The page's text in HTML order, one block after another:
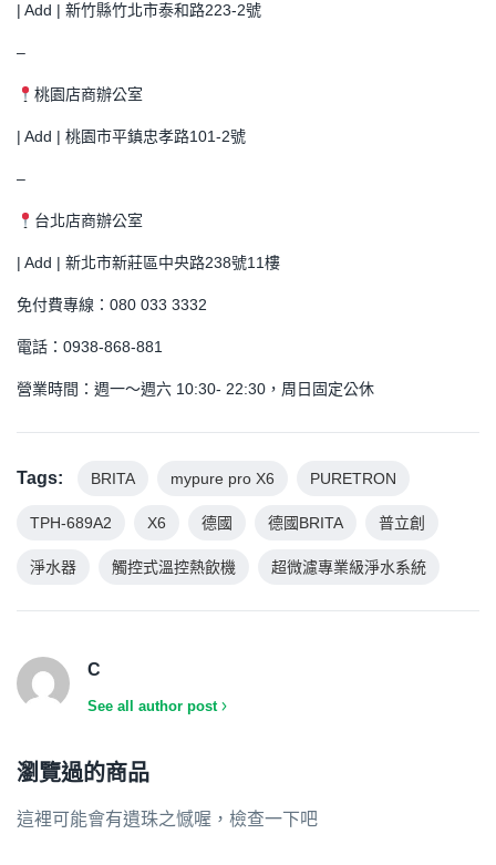
| Add | 新竹縣竹北市泰和路223-2號
–
桃園店商辦公室
| Add | 桃園市平鎮忠孝路101-2號
–
台北店商辦公室
| Add | 新北市新莊區中央路238號11樓
免付費專線：080 033 3332
電話：0938-868-881
營業時間：週一～週六 10:30- 22:30，周日固定公休
Tags: BRITA mypure pro X6 PURETRON
TPH-689A2 X6 德國 德國BRITA 普立創
淨水器 觸控式溫控熱飲機 超微濾專業級淨水系統
C
See all author post
瀏覽過的商品
這裡可能會有遺珠之憾喔，檢查一下吧